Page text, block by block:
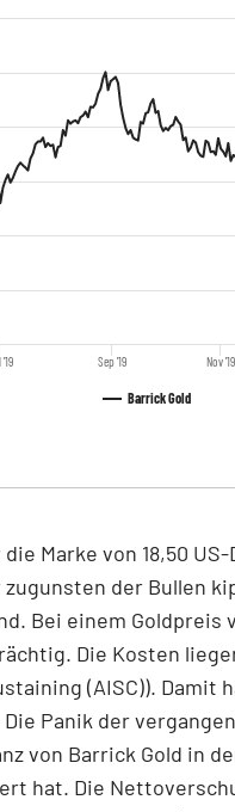
Barrick Gold
Sep '19 Nov '19
Marke von 18,50
der Bullen
Bei einem Goldpreis
Die Kosten
(AISC)). Damit
Panik der
von Barrick Gold in
hat. Die